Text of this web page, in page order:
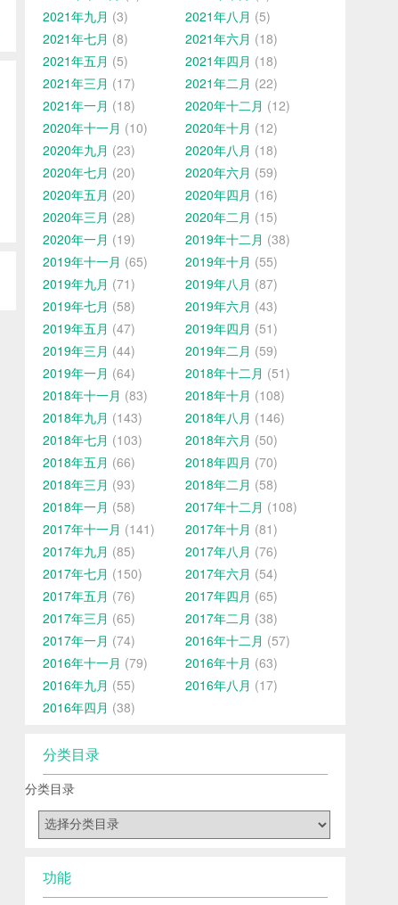
2021年九月 (3) 2021年八月 (5)
2021年七月 (8) 2021年六月 (18)
2021年五月 (5) 2021年四月 (18)
2021年三月 (17) 2021年二月 (22)
2021年一月 (18) 2020年十二月 (12)
2020年十一月 (10) 2020年十月 (12)
2020年九月 (23) 2020年八月 (18)
2020年七月 (20) 2020年六月 (59)
2020年五月 (20) 2020年四月 (16)
2020年三月 (28) 2020年二月 (15)
2020年一月 (19) 2019年十二月 (38)
2019年十一月 (65) 2019年十月 (55)
2019年九月 (71) 2019年八月 (87)
2019年七月 (58) 2019年六月 (43)
2019年五月 (47) 2019年四月 (51)
2019年三月 (44) 2019年二月 (59)
2019年一月 (64) 2018年十二月 (51)
2018年十一月 (83) 2018年十月 (108)
2018年九月 (143) 2018年八月 (146)
2018年七月 (103) 2018年六月 (50)
2018年五月 (66) 2018年四月 (70)
2018年三月 (93) 2018年二月 (58)
2018年一月 (58) 2017年十二月 (108)
2017年十一月 (141) 2017年十月 (81)
2017年九月 (85) 2017年八月 (76)
2017年七月 (150) 2017年六月 (54)
2017年五月 (76) 2017年四月 (65)
2017年三月 (65) 2017年二月 (38)
2017年一月 (74) 2016年十二月 (57)
2016年十一月 (79) 2016年十月 (63)
2016年九月 (55) 2016年八月 (17)
2016年四月 (38)
分类目录
分类目录
功能